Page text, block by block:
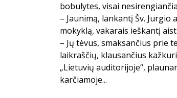
bobulytes, visai
– Jaunimą, lankantį Šv.
mokyklą, vakarais ieškantį
– Jų tėvus, smaksančius prie
laikraščių, klausančius
„Lietuvių auditorijoje“,
karčiamoje...